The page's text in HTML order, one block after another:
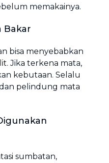
memakainya.
Bakar
bisa menyebabkan
Jika terkena mata,
kebutaan. Selalu
pelindung mata
sumbatan,